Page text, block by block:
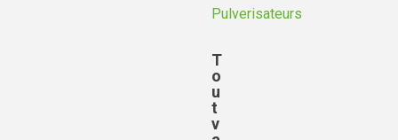
Pulverisateurs
T
o
u
t
v